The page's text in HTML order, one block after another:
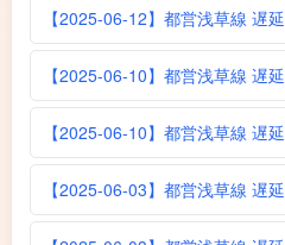
【2025-06-12】都営浅草線 遅延
【2025-06-10】都営浅草線 遅延
【2025-06-10】都営浅草線 遅延
【2025-06-03】都営浅草線 遅延